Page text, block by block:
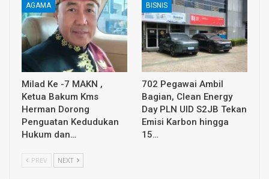
AGAMA
Milad Ke -7 MAKN ,
Ketua Bakum Kms
Herman Dorong
Penguatan Kedudukan
Hukum dan…
BISNIS
702 Pegawai Ambil
Bagian, Clean Energy
Day PLN UID S2JB Tekan
Emisi Karbon hingga
15…
PREV NEXT